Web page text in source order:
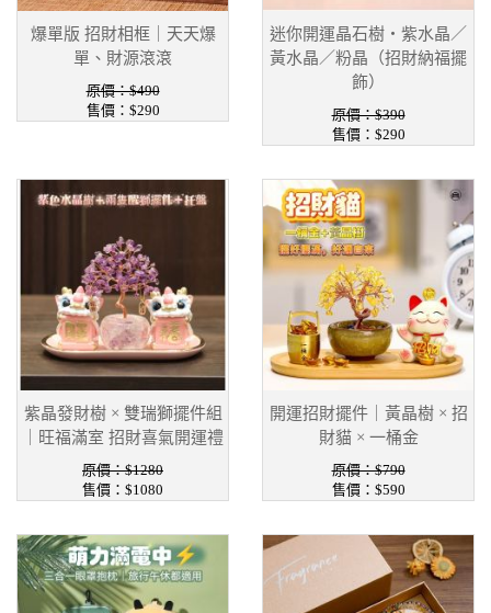
爆單版 招財相框｜天天爆
單、財源滾滾
原價：$490
售價：$290
迷你開運晶石樹・紫水晶／
黃水晶／粉晶（招財納福擺
飾）
原價：$390
售價：$290
紫晶發財樹 × 雙瑞獅擺件組
｜旺福滿室 招財喜氣開運禮
原價：$1280
售價：$1080
開運招財擺件｜黃晶樹 × 招
財貓 × 一桶金
原價：$790
售價：$590